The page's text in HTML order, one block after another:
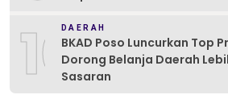
10DAERAH
BKAD Poso Luncurkan Top
Dorong Belanja Daerah
Sasaran